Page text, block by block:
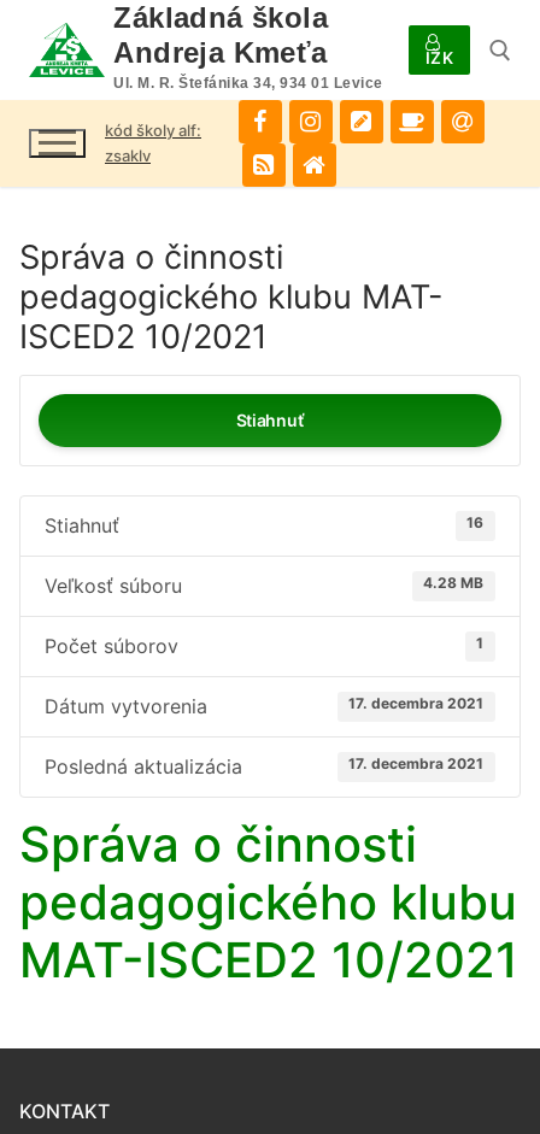
obsah
Základná škola
Andreja Kmeťa
Ul. M. R. Štefánika 34, 934 01 Levice
IŽK
Hľadať:
kód školy alf:
zsaklv
Správa o činnosti
pedagogického klubu MAT-
ISCED2 10/2021
Stiahnuť
Stiahnuť 16
Veľkosť súboru 4.28 MB
Počet súborov 1
Dátum vytvorenia 17. decembra 2021
Posledná aktualizácia 17. decembra 2021
Správa o činnosti
pedagogického klubu
MAT-ISCED2 10/2021
KONTAKT